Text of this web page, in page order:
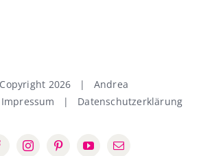
2026 | Andrea
Impressum | Datenschutzerklärung
InstagramPinterestYouTube
E-